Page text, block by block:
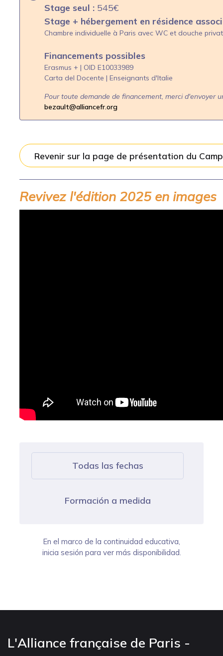
Stage seul : 545€
Stage + hébergement en résidence
Chambre individuelle à Paris avec WC et douche
Financements possibles
Erasmus + | OID E10033989
Carta del Docente | Enseignants d'Italie
Pour toute demande de financement, merci d'envoyer
bezault@alliancefr.org
Revenir sur la page de présentation du
Revivez l'édition 2025 en images
Todas las fechas
Formación a medida
En el marco de la continuidad educativa,
inicia sesión para ver más disponibilidad.
L'Alliance française de Paris -